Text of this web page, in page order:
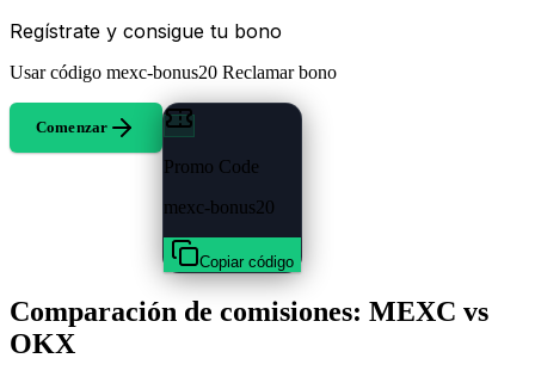
Regístrate y consigue tu bono
Usar código mexc-bonus20 Reclamar bono
Comenzar
Promo Code
mexc-bonus20
Copiar código
Comparación de comisiones: MEXC vs
OKX